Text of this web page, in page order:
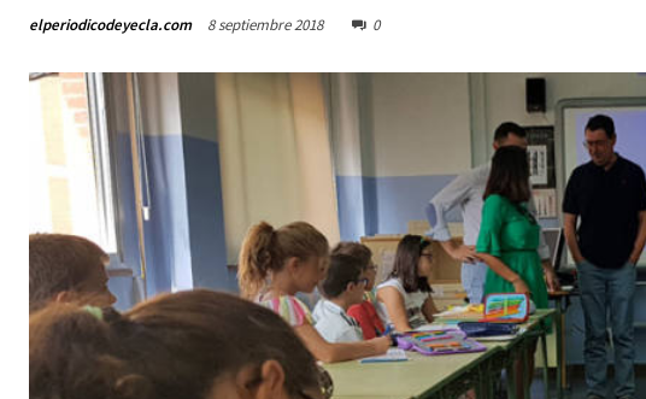
elperiodicodeyecla.com 8 septiembre 2018 0